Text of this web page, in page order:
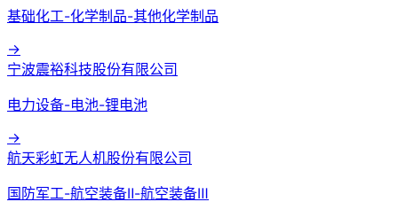
基础化工-化学制品-其他化学制品
→
宁波震裕科技股份有限公司
电力设备-电池-锂电池
→
航天彩虹无人机股份有限公司
国防军工-航空装备Ⅱ-航空装备Ⅲ